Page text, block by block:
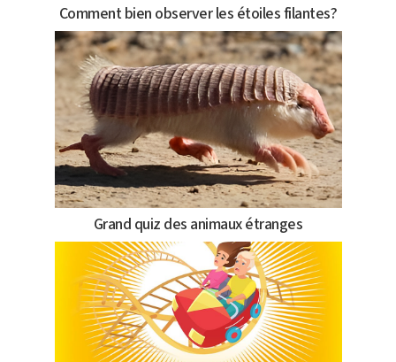
Comment bien observer les étoiles filantes?
Grand quiz des animaux étranges